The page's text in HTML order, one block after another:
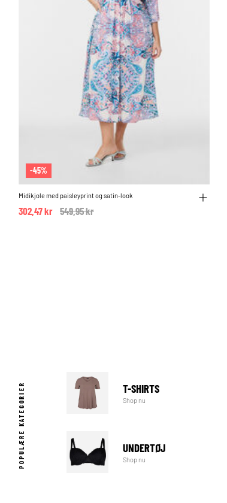
-45%
Midikjole med paisleyprint og satin-look
Price reduced from
549,95 kr
302,47 kr
POPULÆRE KATEGORIER T-SHIRTS
Shop nu
UNDERTØJ
Shop nu